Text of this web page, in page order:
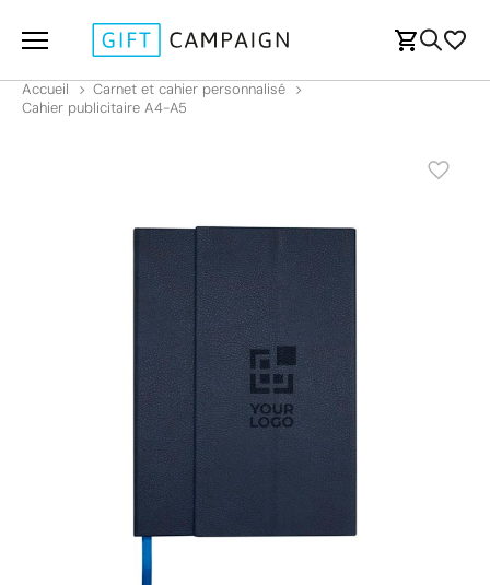
Accueil
Carnet et cahier personnalisé
Cahier publicitaire A4-A5